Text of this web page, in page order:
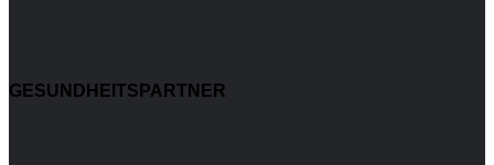
GESUNDHEITSPARTNER